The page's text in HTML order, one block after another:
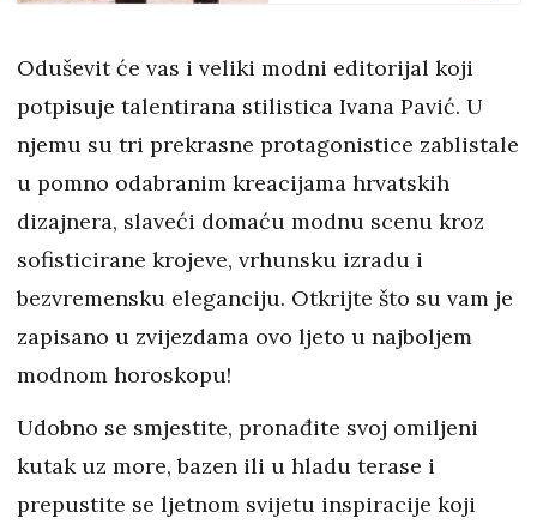
Oduševit će vas i veliki modni editorijal koji
potpisuje talentirana stilistica Ivana Pavić. U
njemu su tri prekrasne protagonistice zablistale
u pomno odabranim kreacijama hrvatskih
dizajnera, slaveći domaću modnu scenu kroz
sofisticirane krojeve, vrhunsku izradu i
bezvremensku eleganciju. Otkrijte što su vam je
zapisano u zvijezdama ovo ljeto u najboljem
modnom horoskopu!
Udobno se smjestite, pronađite svoj omiljeni
kutak uz more, bazen ili u hladu terase i
prepustite se ljetnom svijetu inspiracije koji